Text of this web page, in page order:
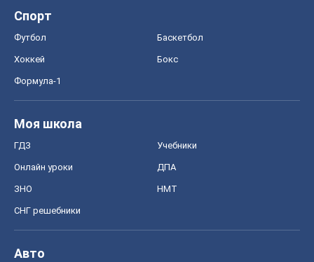
Спорт
Футбол Баскетбол
Хоккей Бокс
Формула-1
Моя школа
ГДЗ Учебники
Онлайн уроки ДПА
ЗНО НМТ
СНГ решебники
Авто